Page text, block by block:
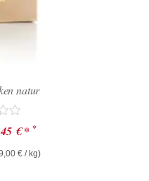
natur
€* *
€ / kg)